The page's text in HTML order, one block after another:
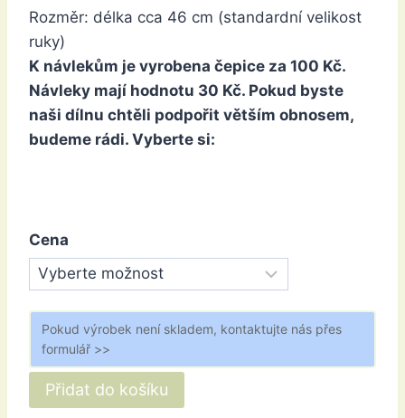
Rozměr: délka cca 46 cm (standardní velikost
ruky)
K návlekům je vyrobena čepice za 100 Kč.
Návleky mají hodnotu 30 Kč. Pokud byste
naši dílnu chtěli podpořit větším obnosem,
budeme rádi. Vyberte si:
Cena
Pokud výrobek není skladem, kontaktujte nás přes
formulář >>
Návleky
tmavěmodré
Přidat do košíku